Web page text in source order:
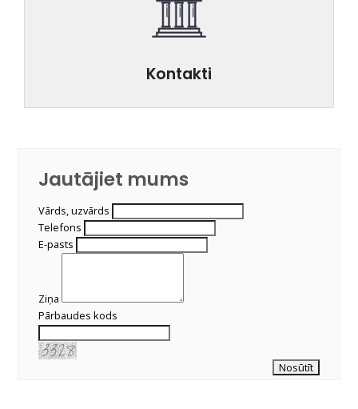
Kontakti
Jautājiet mums
Vārds, uzvārds
Telefons
E-pasts
Ziņa
Pārbaudes kods